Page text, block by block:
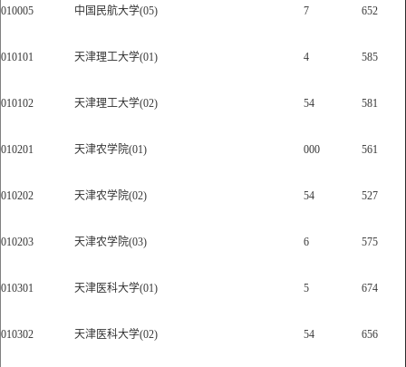
010005 中国民航大学(05) 7 652
010101 天津理工大学(01) 4 585
010102 天津理工大学(02) 54 581
010201 天津农学院(01) 000 561
010202 天津农学院(02) 54 527
010203 天津农学院(03) 6 575
010301 天津医科大学(01) 5 674
010302 天津医科大学(02) 54 656